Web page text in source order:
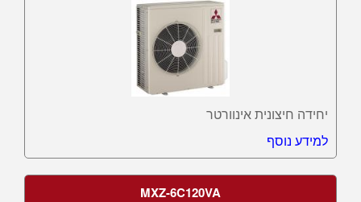
יחידה חיצונית אינוורטר
למידע נוסף
MXZ-6C120VA